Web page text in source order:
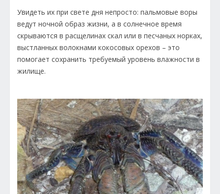
Увидеть их при свете дня непросто: пальмовые воры
ведут ночной образ жизни, а в солнечное время
скрываются в расщелинах скал или в песчаных норках,
выстланных волокнами кокосовых орехов – это
помогает сохранить требуемый уровень влажности в
жилище.